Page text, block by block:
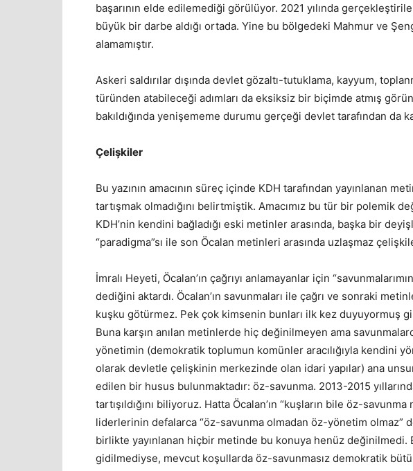
başarının elde edilemediği görülüyor. 2021 yılında
büyük bir darbe aldığı ortada. Yine bu bölgedeki Mahmur ve
alamamıştır.
Askeri saldırılar dışında devlet gözaltı-tutuklama, kayyum,
türünden atabileceği adımları da eksiksiz bir biçimde atmış
bakıldığında yenişememe durumu gerçeği devlet tarafından da
Çelişkiler
Bu yazının amacının süreç içinde KDH tarafından yayınlanan
tartışmak olmadığını belirtmiştik. Amacımız bu tür bir polemik
KDH’nin kendini bağladığı eski metinler arasında, başka bir
“paradigma”sı ile son Öcalan metinleri arasında uzlaşmaz
İmralı Heyeti, Öcalan’ın çağrıyı anlamayanlar için
dediğini aktardı. Öcalan’ın savunmaları ile çağrı ve sonraki
kuşku götürmez. Pek çok kimsenin bunları ilk kez duyuyormuş
Buna karşın anılan metinlerde hiç değinilmeyen ama
yönetimin (demokratik toplumun komünler aracılığıyla kendini
olarak devletle çelişkinin merkezinde olan idari yapılar) ana
edilen bir husus bulunmaktadır: öz-savunma. 2013-2015
tartışıldığını biliyoruz. Hatta Öcalan’ın “kuşların bile öz-
liderlerinin defalarca “öz-savunma olmadan öz-yönetim olmaz”
birlikte yayınlanan hiçbir metinde bu konuya henüz
gidilmediyse, mevcut koşullarda öz-savunmasız demokratik